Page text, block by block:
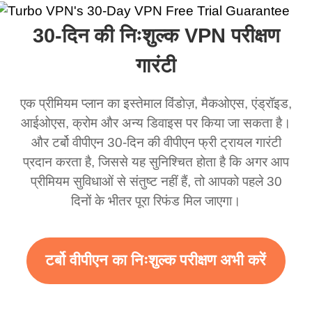
लेकिन मैं सच में इसे एक
धोखाधड़ी समझता था लेकिन
अब जब मैं इसका उपयोग करता
इस पर हैरान हूं और यदि वहाँ
विज्ञापन हैं तो मुझे पता है कि यह
इस अद्भुत VPN का समर्थन
करने के लिए है। सच में आपको
अधिक विज्ञापन देने चाहिए
तेज़ WiFi मिल सके लेकिन सच
में जब मैं इसका उपयोग करता हूं
VPN बहुत अच्छा काम करता
है। यह हर जगह और किसी भी
स्थान से जुड़ता है बिना धीमा
उपलब्ध हैं जिनसे आप स्विच
कर सकते हैं। आसानी से, मेरा
पसंदीदा। सबसे अच्छा हिस्सा,
मैंने अब तक किसी विज्ञापन को
नहीं देखा है क्योंकि मैं मुफ्त सेवा
10/10।
एक बढ़िया
और यह सचमुच कहा कि
विभिन्न स्थान पर था।
30-दिन की निःशुल्क VPN परीक्षण
गारंटी
एक प्रीमियम प्लान का इस्तेमाल विंडोज़, मैकओएस, एंड्रॉइड,
आईओएस, क्रोम और अन्य डिवाइस पर किया जा सकता है।
और टर्बो वीपीएन 30-दिन की वीपीएन फ्री ट्रायल गारंटी
प्रदान करता है, जिससे यह सुनिश्चित होता है कि अगर आप
प्रीमियम सुविधाओं से संतुष्ट नहीं हैं, तो आपको पहले 30
दिनों के भीतर पूरा रिफंड मिल जाएगा।
टर्बो वीपीएन का निःशुल्क परीक्षण अभी करें